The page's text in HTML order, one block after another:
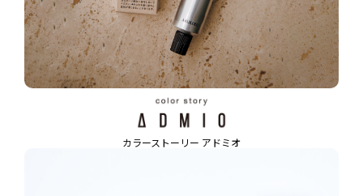
カラーストーリー アドミオ